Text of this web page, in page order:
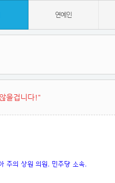
연예인
을겁니다!"
주의 상원 의원. 민주당 소속.